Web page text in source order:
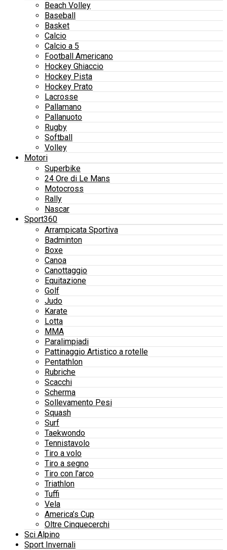
Beach Volley
Baseball
Basket
Calcio
Calcio a 5
Football Americano
Hockey Ghiaccio
Hockey Pista
Hockey Prato
Lacrosse
Pallamano
Pallanuoto
Rugby
Softball
Volley
Motori
Superbike
24 Ore di Le Mans
Motocross
Rally
Nascar
Sport360
Arrampicata Sportiva
Badminton
Boxe
Canoa
Canottaggio
Equitazione
Golf
Judo
Karate
Lotta
MMA
Paralimpiadi
Pattinaggio Artistico a rotelle
Pentathlon
Rubriche
Scacchi
Scherma
Sollevamento Pesi
Squash
Surf
Taekwondo
Tennistavolo
Tiro a volo
Tiro a segno
Tiro con l’arco
Triathlon
Tuffi
Vela
America’s Cup
Oltre Cinquecerchi
Sci Alpino
Sport Invernali